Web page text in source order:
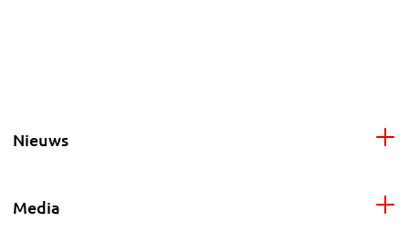
Nieuws
Media